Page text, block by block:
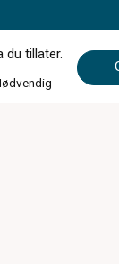
feriestengt
du tillater.